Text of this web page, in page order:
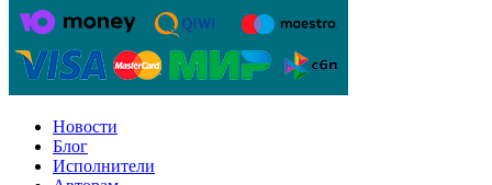
Новости
Блог
Исполнители